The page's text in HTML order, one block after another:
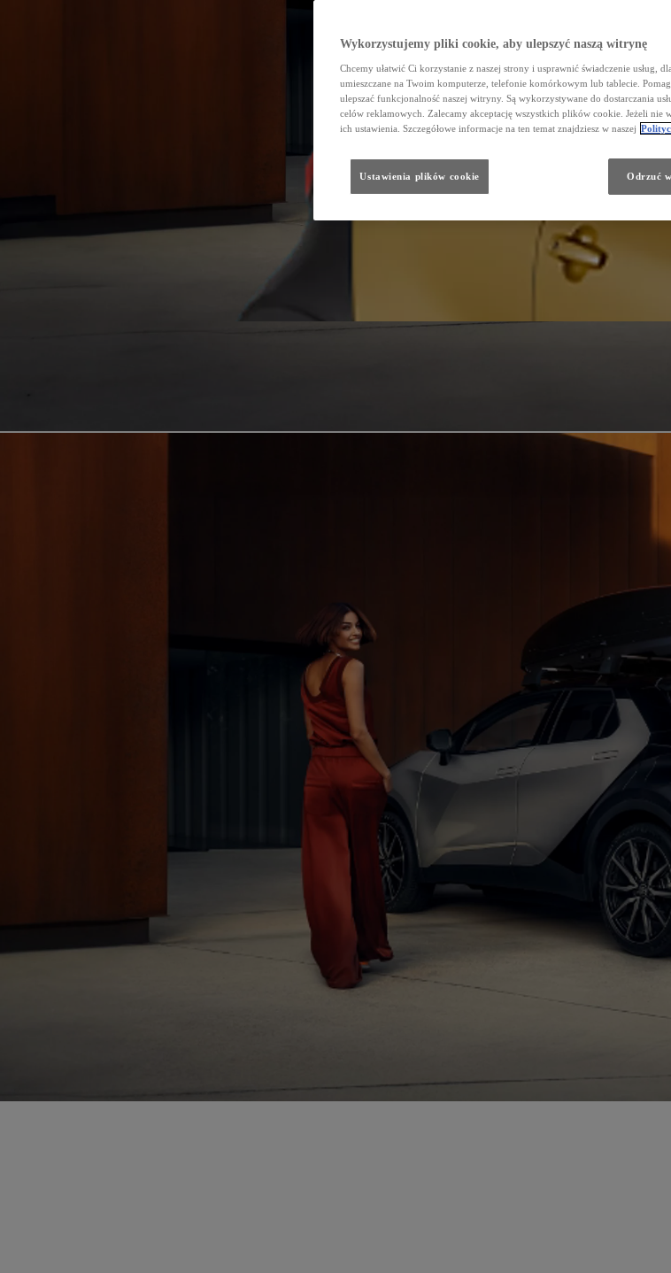
Wykorzystujemy pliki cookie, aby ulepszyć naszą witrynę
Chcemy ułatwić Ci korzystanie z naszej strony i usprawnić świadczenie usług,
umieszczane na Twoim komputerze, telefonie komórkowym lub tablecie.
ulepszać funkcjonalność naszej witryny. Są wykorzystywane do dostarczania
celów reklamowych. Zalecamy akceptację wszystkich plików cookie. Jeżeli nie
ich ustawienia. Szczegółowe informacje na ten temat znajdziesz w naszej
Odrzuć
Ustawienia plików cookie